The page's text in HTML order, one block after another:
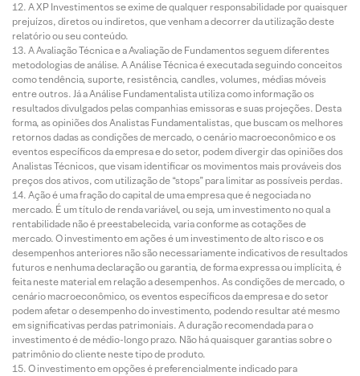
A XP Investimentos se exime de qualquer responsabilidade por quaisquer
prejuízos, diretos ou indiretos, que venham a decorrer da utilização deste
relatório ou seu conteúdo.
A Avaliação Técnica e a Avaliação de Fundamentos seguem diferentes
metodologias de análise. A Análise Técnica é executada seguindo conceitos
como tendência, suporte, resistência, candles, volumes, médias móveis
entre outros. Já a Análise Fundamentalista utiliza como informação os
resultados divulgados pelas companhias emissoras e suas projeções. Desta
forma, as opiniões dos Analistas Fundamentalistas, que buscam os melhores
retornos dadas as condições de mercado, o cenário macroeconômico e os
eventos específicos da empresa e do setor, podem divergir das opiniões dos
Analistas Técnicos, que visam identificar os movimentos mais prováveis dos
preços dos ativos, com utilização de “stops” para limitar as possíveis perdas.
Ação é uma fração do capital de uma empresa que é negociada no
mercado. É um título de renda variável, ou seja, um investimento no qual a
rentabilidade não é preestabelecida, varia conforme as cotações de
mercado. O investimento em ações é um investimento de alto risco e os
desempenhos anteriores não são necessariamente indicativos de resultados
futuros e nenhuma declaração ou garantia, de forma expressa ou implícita, é
feita neste material em relação a desempenhos. As condições de mercado, o
cenário macroeconômico, os eventos específicos da empresa e do setor
podem afetar o desempenho do investimento, podendo resultar até mesmo
em significativas perdas patrimoniais. A duração recomendada para o
investimento é de médio-longo prazo. Não há quaisquer garantias sobre o
patrimônio do cliente neste tipo de produto.
O investimento em opções é preferencialmente indicado para